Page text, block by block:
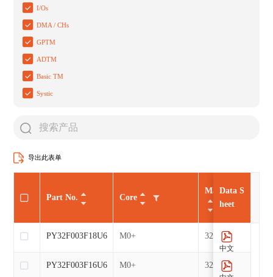
I/Os
DMA / CHs
GPTM
ADTM
Basic TM
Systic
导出此表单
Core
Max CLK（MHz
M0+ 32
M0+ 32
Part No.
PY32F003F18U6-E
PY32F003F16U6-E
Data S
heet
中文